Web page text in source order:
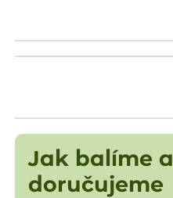
Jak balíme a
doručujeme